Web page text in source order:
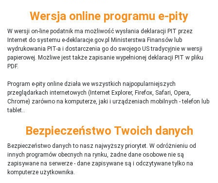
Wersja online programu e-pity
W wersji on-line podatnik ma możliwość wysłania deklaracji PIT przez
Internet do systemu e-deklaracje.gov.pl Ministerstwa Finansów lub
wydrukowania PIT-a i dostarczenia go do swojego US tradycyjnie w wersji
papierowej. Możliwe jest także zapisanie wypełnionej deklaracji PIT w pliku
PDF.
Program e-pity online działa we wszystkich najpopularniejszych
przeglądarkach internetowych (Internet Explorer, Firefox, Safari, Opera,
Chrome) zarówno na komputerze, jaki i urządzeniach mobilnych - telefon lub
tablet..
Bezpieczeństwo Twoich danych
Bezpieczeństwo danych to nasz najwyższy priorytet. W odróżnieniu od
innych programów obecnych na rynku, żadne dane osobowe nie są
zapisywane na serwerze - dane zapisywane są i odczytywane tylko na
komputerze użytkownika.